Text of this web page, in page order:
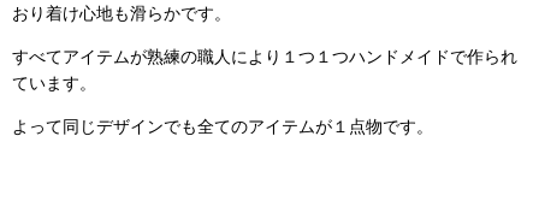
おり着け心地も滑らかです。
すべてアイテムが熟練の職人により１つ１つハンドメイドで作られ
ています。
よって同じデザインでも全てのアイテムが１点物です。